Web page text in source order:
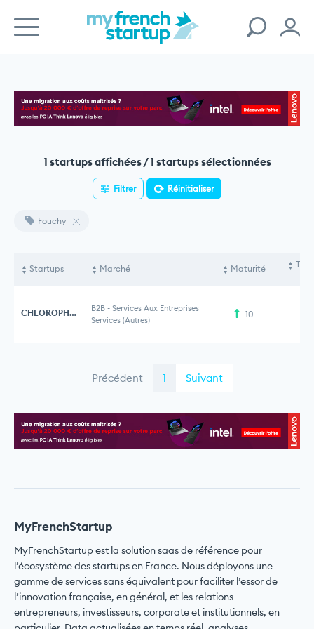
1 startups affichées / 1 startups sélectionnées
Filtrer Réinitialiser
Fouchy
Startups Marché Maturité
CHLOROPHYLL VISION B2B - Services Aux Entreprises
Services (Autres)
10
Précédent 1 Suivant
MyFrenchStartup
MyFrenchStartup est la solution saas de référence pour
l’écosystème des startups en France. Nous déployons une
gamme de services sans équivalent pour faciliter l’essor de
l’innovation française, en général, et les relations
entrepreneurs, investisseurs, corporate et institutionnels, en